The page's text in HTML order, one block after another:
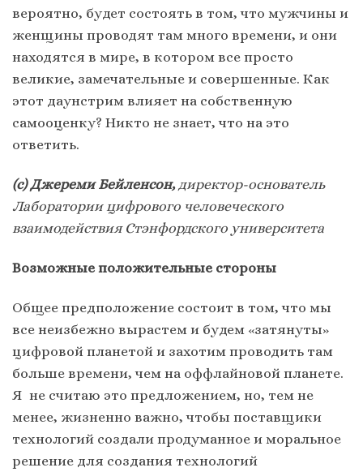
вероятно, будет состоять в том, что мужчины и
женщины проводят там много времени, и они
находятся в мире, в котором все просто
великие, замечательные и совершенные. Как
этот даунстрим влияет на собственную
самооценку? Никто не знает, что на это
ответить.
(с) Джереми Бейленсон, директор-основатель
Лаборатории цифрового человеческого
взаимодействия Стэнфордского университета
Возможные положительные стороны
Общее предположение состоит в том, что мы
все неизбежно вырастем и будем «затянуты»
цифровой планетой и захотим проводить там
больше времени, чем на оффлайновой планете.
Я не считаю это предложением, но, тем не
менее, жизненно важно, чтобы поставщики
технологий создали продуманное и моральное
решение для создания технологий